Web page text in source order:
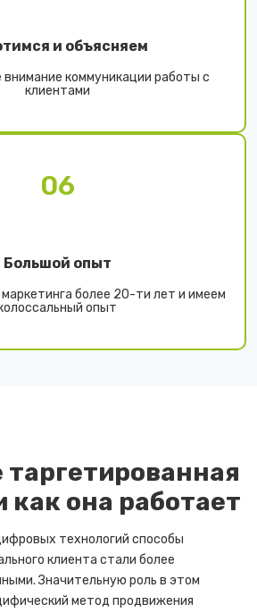
и объясняем
внимание коммуникации работы с
клиентами
06
Большой опыт
более 20-ти лет и имеем
опыт
таргетированная
как она работает
технологий способы
клиента стали более
Значительную роль в этом
метод продвижения